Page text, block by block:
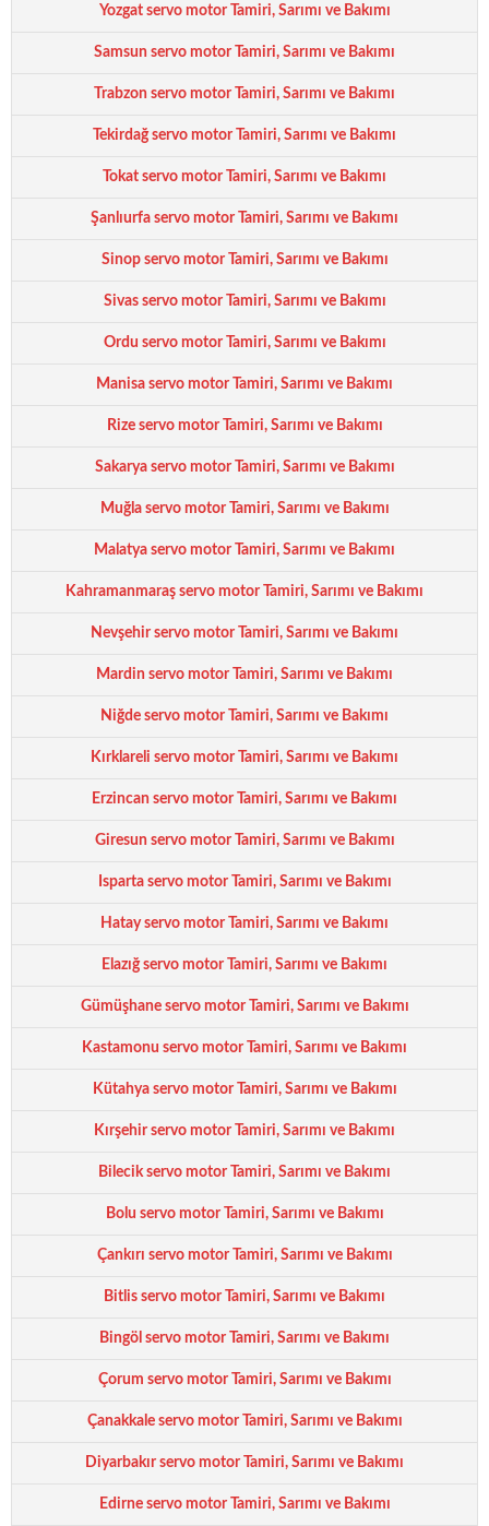
Yozgat servo motor Tamiri, Sarımı ve Bakımı
Samsun servo motor Tamiri, Sarımı ve Bakımı
Trabzon servo motor Tamiri, Sarımı ve Bakımı
Tekirdağ servo motor Tamiri, Sarımı ve Bakımı
Tokat servo motor Tamiri, Sarımı ve Bakımı
Şanlıurfa servo motor Tamiri, Sarımı ve Bakımı
Sinop servo motor Tamiri, Sarımı ve Bakımı
Sivas servo motor Tamiri, Sarımı ve Bakımı
Ordu servo motor Tamiri, Sarımı ve Bakımı
Manisa servo motor Tamiri, Sarımı ve Bakımı
Rize servo motor Tamiri, Sarımı ve Bakımı
Sakarya servo motor Tamiri, Sarımı ve Bakımı
Muğla servo motor Tamiri, Sarımı ve Bakımı
Malatya servo motor Tamiri, Sarımı ve Bakımı
Kahramanmaraş servo motor Tamiri, Sarımı ve Bakımı
Nevşehir servo motor Tamiri, Sarımı ve Bakımı
Mardin servo motor Tamiri, Sarımı ve Bakımı
Niğde servo motor Tamiri, Sarımı ve Bakımı
Kırklareli servo motor Tamiri, Sarımı ve Bakımı
Erzincan servo motor Tamiri, Sarımı ve Bakımı
Giresun servo motor Tamiri, Sarımı ve Bakımı
Isparta servo motor Tamiri, Sarımı ve Bakımı
Hatay servo motor Tamiri, Sarımı ve Bakımı
Elazığ servo motor Tamiri, Sarımı ve Bakımı
Gümüşhane servo motor Tamiri, Sarımı ve Bakımı
Kastamonu servo motor Tamiri, Sarımı ve Bakımı
Kütahya servo motor Tamiri, Sarımı ve Bakımı
Kırşehir servo motor Tamiri, Sarımı ve Bakımı
Bilecik servo motor Tamiri, Sarımı ve Bakımı
Bolu servo motor Tamiri, Sarımı ve Bakımı
Çankırı servo motor Tamiri, Sarımı ve Bakımı
Bitlis servo motor Tamiri, Sarımı ve Bakımı
Bingöl servo motor Tamiri, Sarımı ve Bakımı
Çorum servo motor Tamiri, Sarımı ve Bakımı
Çanakkale servo motor Tamiri, Sarımı ve Bakımı
Diyarbakır servo motor Tamiri, Sarımı ve Bakımı
Edirne servo motor Tamiri, Sarımı ve Bakımı